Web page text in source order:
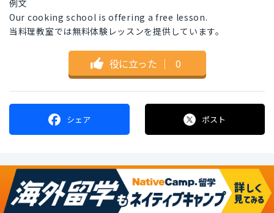
例文
Our cooking school is offering a free lesson.
当料理教室では無料体験レッスンを提供しています。
役に立った ｜ 0
シェア ポスト